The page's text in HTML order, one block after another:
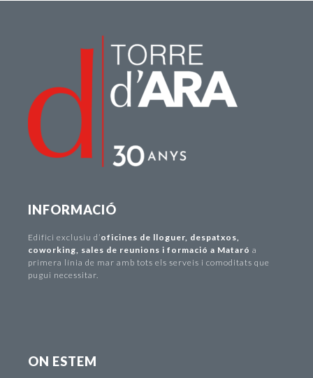
INFORMACIÓ
Edifici exclusiu d ’oficines de lloguer, despatxos
coworking sales de reunions i formació a Mataró a
primera línia de mar amb tots els serveis i comoditats que
pugui necessitar.
ON ESTEM